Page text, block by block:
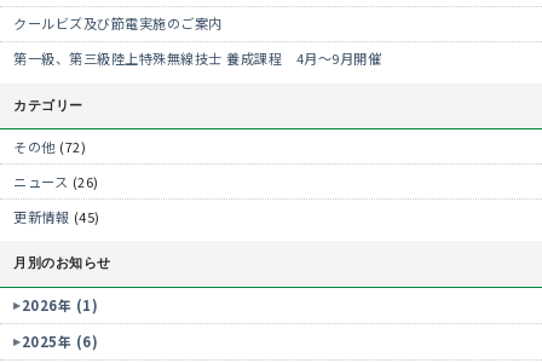
クールビズ及び節電実施のご案内
第一級、第三級陸上特殊無線技士 養成課程 4月～9月開催
カテゴリー
その他 (72)
ニュース (26)
更新情報 (45)
月別のお知らせ
2026年 (1)
2025年 (6)